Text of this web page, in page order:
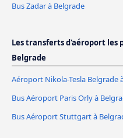
Bus Zadar à Belgrade
Les transferts d'aéroport les
Belgrade
Aéroport Nikola-Tesla Belgrade
Bus Aéroport Paris Orly à
Bus Aéroport Stuttgart à